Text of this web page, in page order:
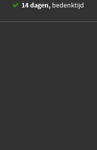
14 dagen, bedenktijd